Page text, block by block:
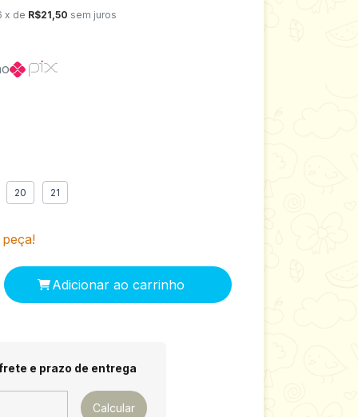
x de R$21,50 sem juros
20 21
Alterar CEP
e prazo de entrega
Calcular